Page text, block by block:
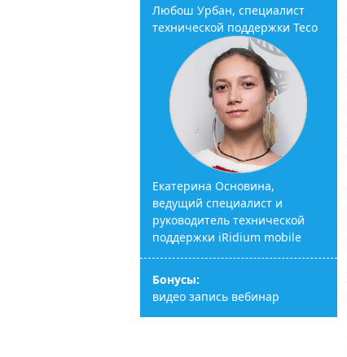
Любош Урбан, специалист
технической поддержки Teco
Екатерина Основина,
ведущий специалист и
руководитель технической
поддержки iRidium mobile
Бонусы:
видео запись вебинар